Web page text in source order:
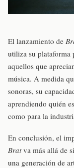
El lanzamiento de
utiliza su plataforma
aquellos que
música. A medida
sonoras, su
aprendiendo quién
como para la
En conclusión, el
Bratva más allá de
una generación de